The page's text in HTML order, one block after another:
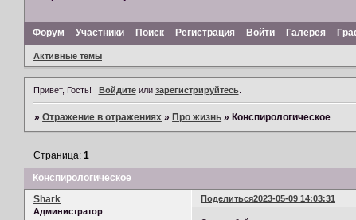
Форум Участники Поиск Регистрация Войти Галерея
Активные темы
Привет, Гость! Войдитеили зарегистрируйтесь.
»Отражение в отражениях » Про жизнь » Конспирологическое
Конспирологическое
Страница:1
Поделиться2023-05-09 14:03:31
Shark
Администратор